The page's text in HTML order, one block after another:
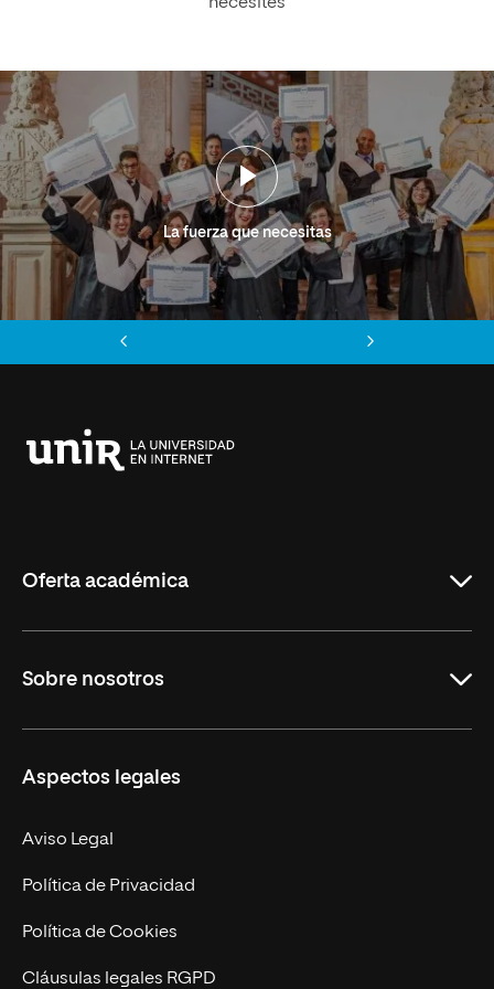
necesites
La fuerza que necesitas
Oferta académica
Másteres Oficiales
Doctorados
Experto Universitario
Postgrados
Cursos Universitarios
Sobre nosotros
Facultades
Nuestro Equipo
Trabaja en UNIR
Actualidad
UNIR Revista
Aspectos legales
Aviso Legal
Política de Privacidad
Política de Cookies
Cláusulas legales RGPD